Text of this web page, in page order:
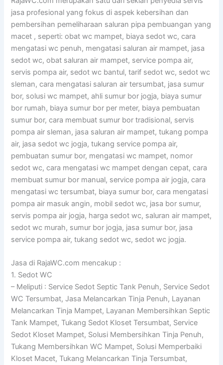
jasa profesional yang fokus di aspek kebersihan dan
pembersihan pemeliharaan saluran pipa pembuangan yang
macet , seperti: obat wc mampet, biaya sedot wc, cara
mengatasi wc penuh, mengatasi saluran air mampet, jasa
sedot wc, obat saluran air mampet, service pompa air,
servis pompa air, sedot wc bantul, tarif sedot wc, sedot wc
sleman, cara mengatasi saluran air tersumbat, jasa sumur
bor, solusi wc mampet, ahli sumur bor jogja, biaya sumur
bor rumah, biaya sumur bor per meter, biaya pembuatan
sumur bor, cara membuat sumur bor tradisional, servis
pompa air sleman, jasa saluran air mampet, tukang pompa
air, jasa sedot wc jogja, tukang service pompa air,
pembuatan sumur bor, mengatasi wc mampet, nomor
sedot wc, cara mengatasi wc mampet dengan cepat, cara
membuat sumur bor manual, service pompa air jogja, cara
mengatasi wc tersumbat, biaya sumur bor, cara mengatasi
pompa air masuk angin, mobil sedot wc, jasa bor sumur,
servis pompa air jogja, harga sedot wc, saluran air mampet,
sedot wc murah, sumur bor jogja, jasa sumur bor, jasa
service pompa air, tukang sedot wc, sedot wc jogja.
Jasa di RajaWC.com mencakup :
1. Sedot WC
– Meliputi : Service Sedot Septic Tank Penuh, Service Sedot
WC Tersumbat, Jasa Melancarkan Tinja Penuh, Layanan
Melancarkan Tinja Mampet, Layanan Membersihkan Septic
Tank Mampet, Tukang Sedot Kloset Tersumbat, Service
Sedot Kloset Mampet, Solusi Membersihkan Tinja Penuh,
Tukang Membersihkan WC Mampet, Solusi Memperbaiki
Kloset Macet, Tukang Melancarkan Tinja Tersumbat,